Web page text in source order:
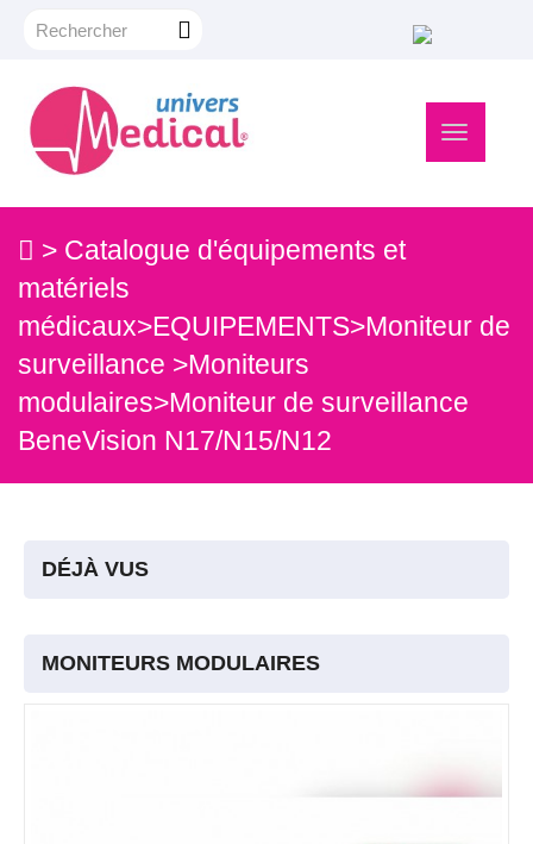
Navigation
> Catalogue d'équipements et
matériels
médicaux>EQUIPEMENTS>Moniteur de
surveillance >Moniteurs
modulaires>Moniteur de surveillance
BeneVision N17/N15/N12
DÉJÀ VUS
MONITEURS MODULAIRES